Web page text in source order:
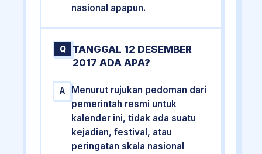
nasional apapun.
Q
TANGGAL 12 DESEMBER
2017 ADA APA?
A
Menurut rujukan pedoman dari
pemerintah resmi untuk
kalender ini, tidak ada suatu
kejadian, festival, atau
peringatan skala nasional